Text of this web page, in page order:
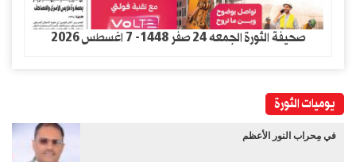
صحيفة الثورة الجمعه 24 صفر 1448- 7 اغسطس 2026
يوميات الثورة
في مِحراب النور الأعظم